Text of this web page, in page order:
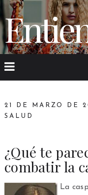
21 DE MARZO DE
SALUD
¿Qué te
combatir la
La